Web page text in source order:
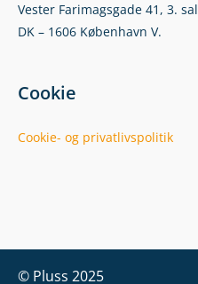
Vester Farimagsgade 41, 3. sal
DK – 1606 København V.
Cookie
Cookie- og privatlivspolitik
© Pluss 2025